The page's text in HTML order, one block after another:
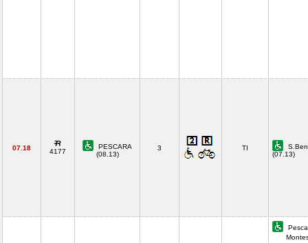
07.18 4177
PESCARA
(08.13)
3 TI
(07.13)